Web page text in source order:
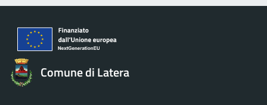
Comune di Latera